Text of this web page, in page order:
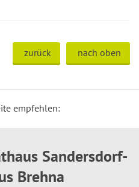
zurück nach oben
empfehlen:
Sandersdorf-
Brehna